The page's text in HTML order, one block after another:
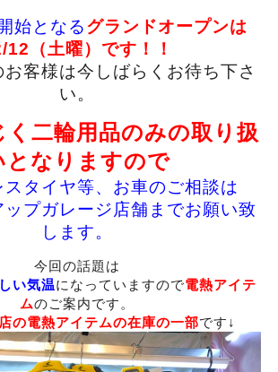
始となるグランドオープンは
12（土曜）です！！
客様は今しばらくお待ち下さ
い。
く二輪用品のみの取り扱
となりますので
スタイヤ等、お車のご相談は
ップガレージ店舗までお願い致
します。
今回の話題は
い気温になっていますので電熱アイテ
ムのご案内です。
の電熱アイテムの在庫の一部です↓